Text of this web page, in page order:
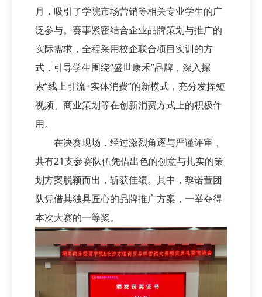
月，吸引了学院市场营销等相关专业学生的广
泛参与。赛事紧密结合企业品牌策划与推广的
实际需求，全程采用校企联合项目实训的方
式，引导学生围绕“盛世康禾”品牌，深入探
索“线上引流+实体消费”的新模式，充分发挥短
视频、商业策划等在创新消费方式上的积极作
用。
在决赛现场，经过激烈角逐与严谨评审，
共有21支参赛队伍凭借出色的创意与扎实的策
划方案脱颖而出，斩获佳绩。其中，黎诺萱团
队凭借其独具匠心的品牌推广方案，一举夺得
本次大赛的一等奖。